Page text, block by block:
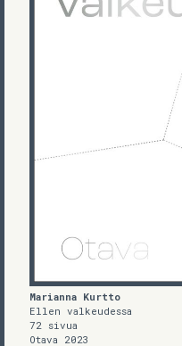
Marianna Kurtto
Ellen valkeudessa
72 sivua
Otava 2023